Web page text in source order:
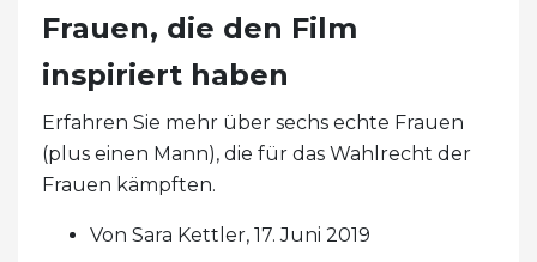
Frauen, die den Film
inspiriert haben
Erfahren Sie mehr über sechs echte Frauen
(plus einen Mann), die für das Wahlrecht der
Frauen kämpften.
Von Sara Kettler, 17. Juni 2019